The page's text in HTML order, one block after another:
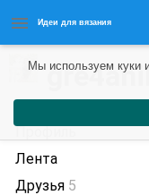
Идеи для вязания
Профиль
Лента
Друзья 5
Мы используем куки